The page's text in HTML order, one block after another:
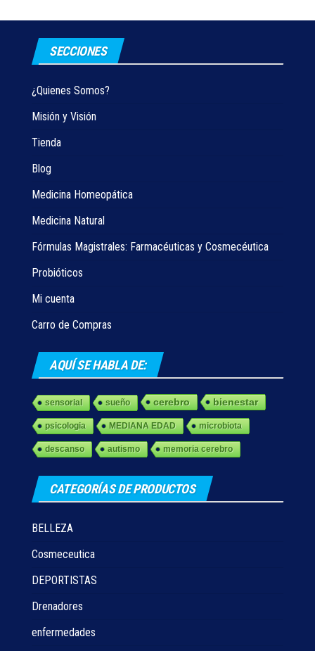
SECCIONES
¿Quienes Somos?
Misión y Visión
Tienda
Blog
Medicina Homeopática
Medicina Natural
Fórmulas Magistrales: Farmacéuticas y Cosmecéutica
Probióticos
Mi cuenta
Carro de Compras
AQUÍ SE HABLA DE:
sensorial sueño cerebro bienestar
psicologia MEDIANA EDAD microbiota
descanso autismo memoria cerebro
CATEGORÍAS DE PRODUCTOS
BELLEZA
Cosmeceutica
DEPORTISTAS
Drenadores
enfermedades